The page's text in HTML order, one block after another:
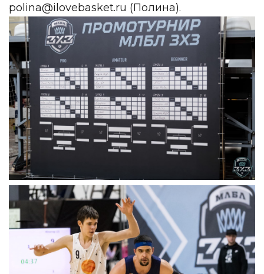
polina@ilovebasket.ru (Полина).